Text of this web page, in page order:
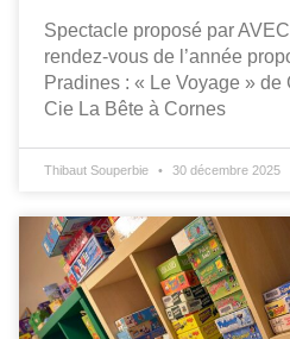
Spectacle proposé par
rendez-vous de l’année
Pradines : « Le Voyage » de
Cie La Bête à Cornes
Thibaut Souperbie 30 décembre 2025